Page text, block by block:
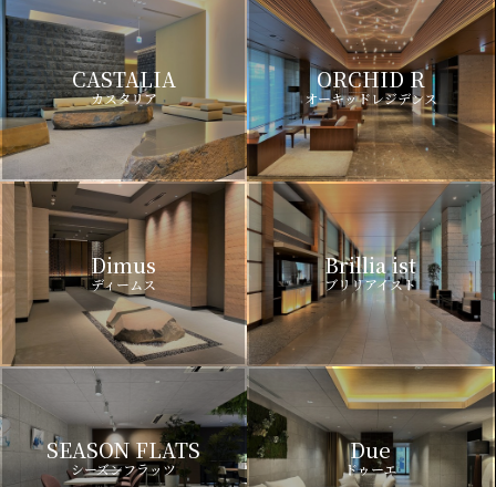
CASTALIA
カスタリア
ORCHID R
オーキッドレジデンス
Dimus
ディームス
Brillia ist
ブリリアイスト
SEASON FLATS
シーズンフラッツ
Due
ドゥーエ